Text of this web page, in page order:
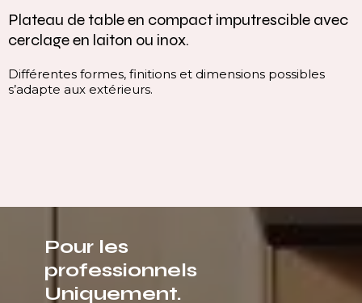
Plateau de table en compact imputrescible avec
cerclage en laiton ou inox.
Différentes formes, finitions et dimensions possibles
s’adapte aux extérieurs.
Pour les
professionnels
Uniquement.